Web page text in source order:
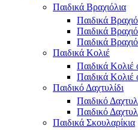
Παιδικά Βραχιόλια
Παιδικά
Παιδικά
Παιδικά
Παιδικά Κολιέ
Παιδικά Κολιέ
Παιδικά
Παιδικό Δαχτυλίδι
Παιδικό
Παιδικό
Παιδικά Σκουλαρίκια